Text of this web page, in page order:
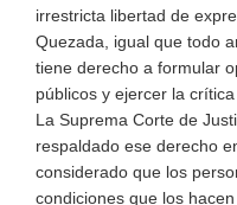
irrestricta libertad de
Quezada, igual que todo
tiene derecho a formular
públicos y ejercer la
La Suprema Corte de
respaldado ese derecho
considerado que los
condiciones que los